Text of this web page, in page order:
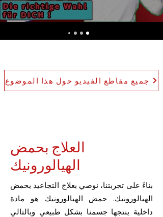
جميع مقاطع الفيديو حول هذا الموضوع
العلاج بحمض
الهيالورونيك
بناءً على تجربتنا، نوصي بعلاج التجاعيد بحمض
الهيالورونيك. حمض الهيالورونيك هو مادة
داخلية ينتجها جسمنا بشكل طبيعي وبالتالي